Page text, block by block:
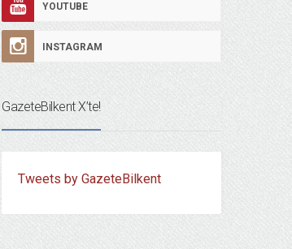
YOUTUBE
INSTAGRAM
GazeteBilkent X’te!
Tweets by GazeteBilkent